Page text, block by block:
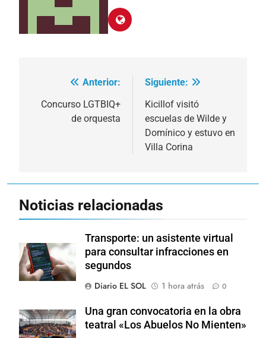
Navegación
de
Anterior:
Concurso LGTBIQ+
de orquesta
Siguiente:
Kicillof visitó
escuelas de Wilde y
Domínico y estuvo en
Villa Corina
Noticias relacionadas
Transporte: un asistente virtual
para consultar infracciones en
segundos
Diario EL SOL
1 hora atrás 0
Una gran convocatoria en la obra
teatral «Los Abuelos No Mienten»